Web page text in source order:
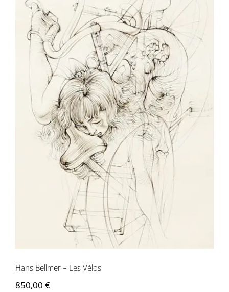
Hans Bellmer – Les Vélos
Hans Bellmer – Les Vélos
850,00 €